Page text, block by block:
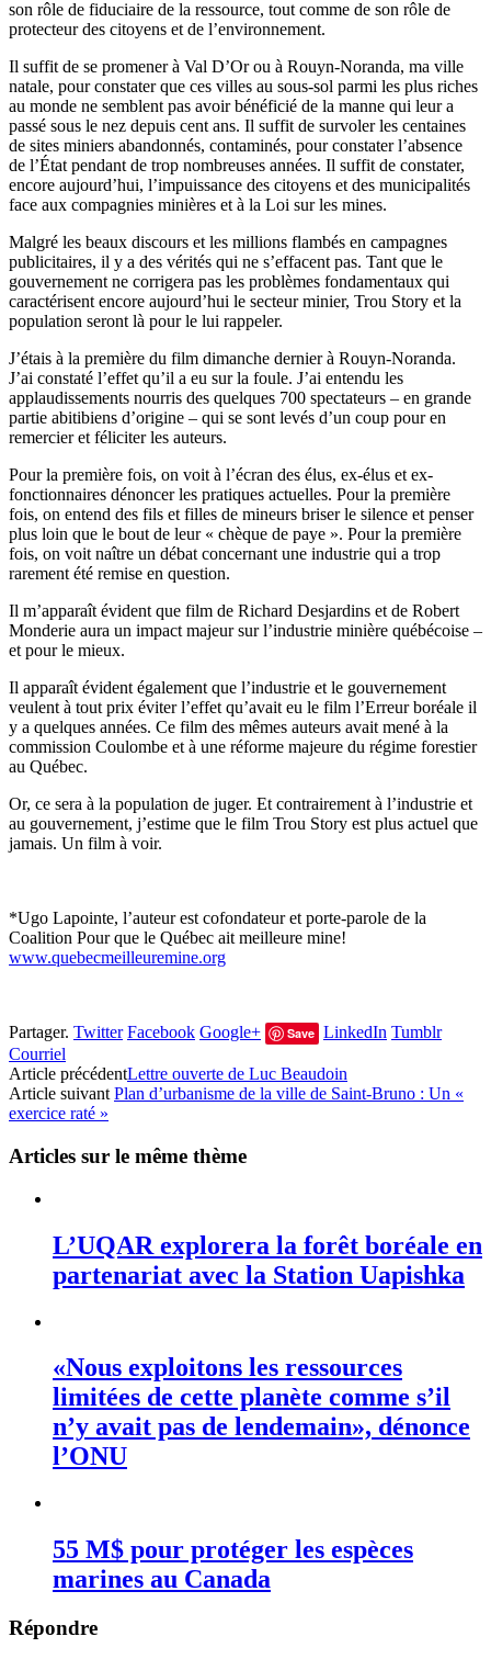
son rôle de fiduciaire de la ressource, tout comme de son rôle de
protecteur des citoyens et de l’environnement.
Il suffit de se promener à Val D’Or ou à Rouyn-Noranda, ma ville
natale, pour constater que ces villes au sous-sol parmi les plus riches
au monde ne semblent pas avoir bénéficié de la manne qui leur a
passé sous le nez depuis cent ans. Il suffit de survoler les centaines
de sites miniers abandonnés, contaminés, pour constater l’absence
de l’État pendant de trop nombreuses années. Il suffit de constater,
encore aujourd’hui, l’impuissance des citoyens et des municipalités
face aux compagnies minières et à la Loi sur les mines.
Malgré les beaux discours et les millions flambés en campagnes
publicitaires, il y a des vérités qui ne s’effacent pas. Tant que le
gouvernement ne corrigera pas les problèmes fondamentaux qui
caractérisent encore aujourd’hui le secteur minier, Trou Story et la
population seront là pour le lui rappeler.
J’étais à la première du film dimanche dernier à Rouyn-Noranda.
J’ai constaté l’effet qu’il a eu sur la foule. J’ai entendu les
applaudissements nourris des quelques 700 spectateurs – en grande
partie abitibiens d’origine – qui se sont levés d’un coup pour en
remercier et féliciter les auteurs.
Pour la première fois, on voit à l’écran des élus, ex-élus et ex-
fonctionnaires dénoncer les pratiques actuelles. Pour la première
fois, on entend des fils et filles de mineurs briser le silence et penser
plus loin que le bout de leur « chèque de paye ». Pour la première
fois, on voit naître un débat concernant une industrie qui a trop
rarement été remise en question.
Il m’apparaît évident que film de Richard Desjardins et de Robert
Monderie aura un impact majeur sur l’industrie minière québécoise –
et pour le mieux.
Il apparaît évident également que l’industrie et le gouvernement
veulent à tout prix éviter l’effet qu’avait eu le film l’Erreur boréale il
y a quelques années. Ce film des mêmes auteurs avait mené à la
commission Coulombe et à une réforme majeure du régime forestier
au Québec.
Or, ce sera à la population de juger. Et contrairement à l’industrie et
au gouvernement, j’estime que le film Trou Story est plus actuel que
jamais. Un film à voir.
*Ugo Lapointe, l’auteur est cofondateur et porte-parole de la
Coalition Pour que le Québec ait meilleure mine!
www.quebecmeilleuremine.org
Partager. Twitter Facebook Google+ Save LinkedIn Tumblr
Courriel
Article précédentLettre ouverte de Luc Beaudoin
Article suivant Plan d’urbanisme de la ville de Saint-Bruno : Un «
exercice raté »
Articles sur le même thème
L’UQAR explorera la forêt boréale en
partenariat avec la Station Uapishka
«Nous exploitons les ressources
limitées de cette planète comme s’il
n’y avait pas de lendemain», dénonce
l’ONU
55 M$ pour protéger les espèces
marines au Canada
Répondre